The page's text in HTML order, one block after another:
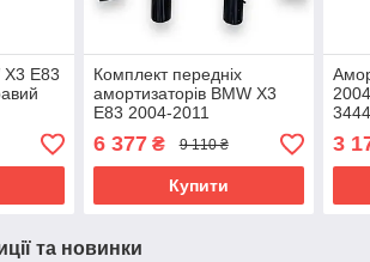
X3 E83
Комплект передніх
амортизаторів BMW X3
E83 2004-2011
6 377₴ 9 110 ₴
Купити
3
та новинки